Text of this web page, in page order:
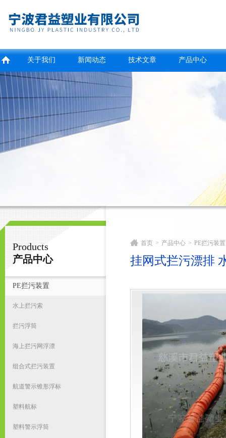
宁波君益塑业有限公司
关于我们 新闻动态 技术文章 产品中心
Products
产品中心
PE拦污装置
水上拦污索
拦污浮筒
海上拦污网浮漂
组合式拦污装置
航道警示锥形浮标
塑料航标
塑料警示浮筒
首页 > 产品中心 > PE拦污装置
挂网式拦污漂排